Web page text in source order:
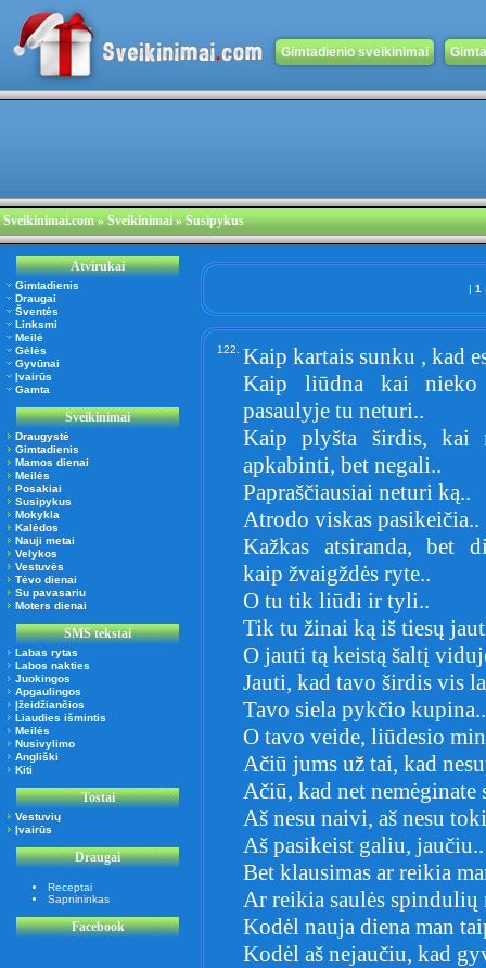
Gimtadienio sveikinimai
Sveikinimai.com» Sveikinimai » Susipykus
Atvirukai
Gimtadienis
Draugai
Šventės
Linksmi
Meilė
Gėlės
Gyvūnai
Įvairūs
Gamta
Sveikinimai
Draugystė
Gimtadienis
Mamos dienai
Meilės
Posakiai
Susipykus
Mokykla
Kalėdos
Nauji metai
Velykos
Vestuvės
Tėvo dienai
Su pavasariu
Moters dienai
SMS tekstai
Labas rytas
Labos nakties
Juokingos
Apgaulingos
Įžeidžiančios
Liaudies išmintis
Meilės
Nusivylimo
Angliški
Kiti
Tostai
Vestuvių
Įvairūs
Draugai
Receptai
Sapnininkas
Facebook
| 1
122. Kaip kartais sunku , kad
Kaip liūdna kai nieko
pasaulyje tu neturi..
Kaip plyšta širdis, kai
apkabinti, bet negali..
Papraščiausiai neturi ką..
Atrodo viskas pasikeičia..
Kažkas atsiranda, bet
kaip žvaigždės ryte..
O tu tik liūdi ir tyli..
Tik tu žinai ką iš tiesų
O jauti tą keistą šaltį
Jauti, kad tavo širdis vis
Tavo siela pykčio kupina..
O tavo veide, liūdesio
Ačiū jums už tai, kad
Ačiū, kad net nemėginate
Aš nesu naivi, aš nesu
Aš pasikeist galiu, jaučiu..
Bet klausimas ar reikia
Ar reikia saulės spindulių
Kodėl nauja diena man
Kodėl aš nejaučiu, kad